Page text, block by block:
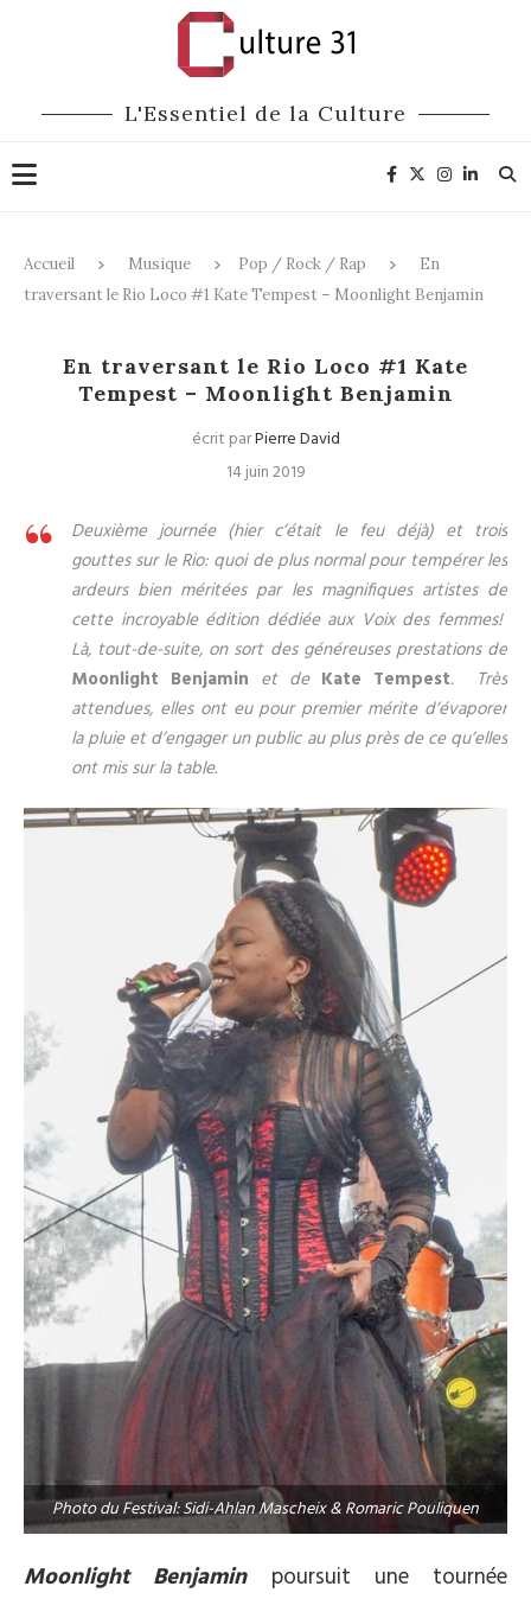
L'Essentiel de la Culture
Accueil Musique Pop / Rock / Rap
En
traversant le Rio Loco #1 Kate Tempest – Moonlight Benjamin
En traversant le Rio Loco #1 Kate
Tempest – Moonlight Benjamin
écrit parPierre David
14 juin 2019
Deuxième journée (hier c’était le feu déjà) et trois
gouttes sur le Rio: quoi de plus normal pour tempérer les
ardeurs bien méritées par les magnifiques artistes de
cette incroyable édition dédiée aux Voix des femmes!
Là, tout-de-suite, on sort des généreuses prestations de
Moonlight Benjamin et de Kate Tempest. Très
attendues, elles ont eu pour premier mérite d’évaporer
la pluie et d’engager un public au plus près de ce qu’elles
ont mis sur la table.
Photo du Festival: Sidi-Ahlan Mascheix & Romaric Pouliquen
Moonlight Benjamin poursuit une tournée